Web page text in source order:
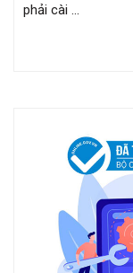
phải cài ...